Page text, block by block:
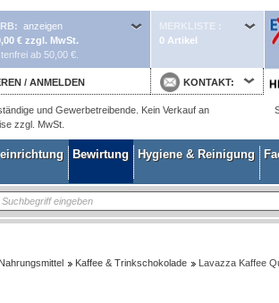
anzeigen
€ zzgl. MwSt.
ab 50,00 €.
MERKLISTE
0 Artikel
/ ANMELDEN KONTAKT
und Gewerbetreibende. Kein Verkauf an
zzgl. MwSt.
Bewirtung Hygiene & Reinigung
Nahrungsmittel Kaffee & Trinkschokolade Lavazza Kaffee